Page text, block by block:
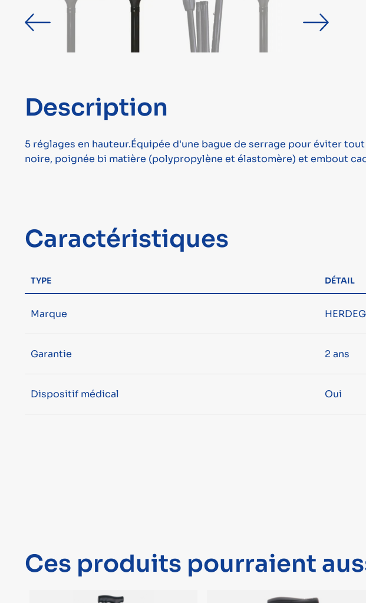
Description
5 réglages en hauteur.Équipée d'une bague de serrage pour éviter
noire, poignée bi matière (polypropylène et élastomère) et embout
Caractéristiques
TYPE DÉTAIL
Marque
Garantie 2 ans
Dispositif médical Oui
Ces produits pourraient